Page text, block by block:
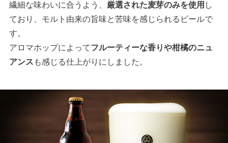
繊細な味わいに合うよう、 厳選された麦芽のみを使用 し
ており、モルト由来の旨味と苦味を感じられるビールで
す。
アロマホップによってフルーティーな香りや柑橘のニュ
アンス も感じる仕上がりにしました。